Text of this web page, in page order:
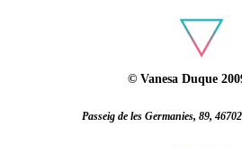
© Vanesa Duque
Passeig de les Germanies, 89,